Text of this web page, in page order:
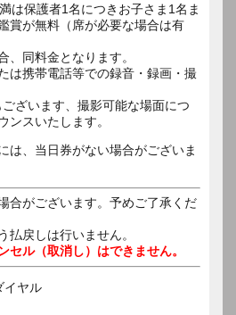
は保護者1名につきお子さま1名ま
賞が無料（席が必要な場合は有
同料金となります。
は携帯電話等での録音・録画・撮
ざいます、撮影可能な場面につ
ンスいたします。
は、当日券がない場合がございま
合がございます。予めご了承くだ
払戻しは行いません。
セル（取消し）はできません。
イヤル